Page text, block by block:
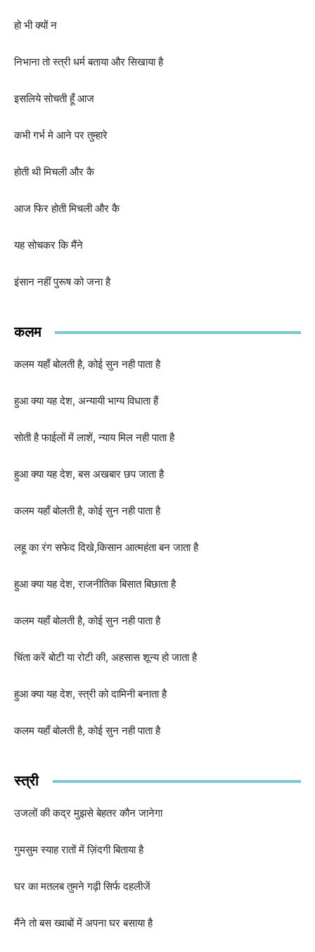
हो भी क्यों न
निभाना तो स्त्री धर्म बताया और सिखाया है
इसलिये सोचती हूँ आज
कभी गर्भ मे आने पर तुम्हारे
होती थी मिचली और कै
आज फिर होती मिचली और कै
यह सोचकर कि मैंने
इंसान नहीं पुरूष को जना है
कलम
कलम यहाँ बोलती है, कोई सुन नही पाता है
हुआ क्या यह देश, अन्यायी भाग्य विधाता हैं
सोती है फाईलों में लाशें, न्याय मिल नही पाता है
हुआ क्या यह देश, बस अखबार छप जाता है
कलम यहाँ बोलती है, कोई सुन नही पाता है
लहू का रंग सफेद दिखे,किसान आत्महंता बन जाता है
हुआ क्या यह देश, राजनीतिक बिसात बिछाता है
कलम यहाँ बोलती है, कोई सुन नही पाता है
चिंता करें बोटी या रोटी की, अहसास शून्य हो जाता है
हुआ क्या यह देश, स्त्री को दामिनी बनाता है
कलम यहाँ बोलती है, कोई सुन नही पाता है
स्त्री
उजलों की कद्र मुझसे बेहतर कौन जानेगा
गुमसुम स्याह रातों में ज़िंदगी बिताया है
घर का मतलब तुमने गढ़ी सिर्फ दहलीजें
मैंने तो बस ख्वाबों में अपना घर बसाया है